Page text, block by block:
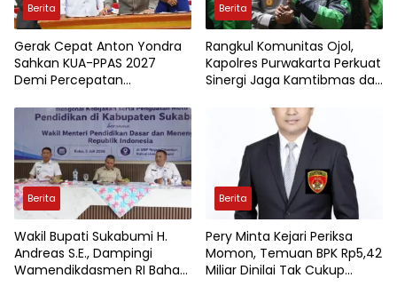
Berita
Gerak Cepat Anton Yondra
Sahkan KUA-PPAS 2027
Demi Percepatan
Berita
Rangkul Komunitas Ojol,
Kapolres Purwakarta Perkuat
Sinergi Jaga Kamtibmas dan
Berita
Wakil Bupati Sukabumi H.
Andreas S.E., Dampingi
Wamendikdasmen RI Bahas
Berita
Pery Minta Kejari Periksa
Momon, Temuan BPK Rp5,42
Miliar Dinilai Tak Cukup